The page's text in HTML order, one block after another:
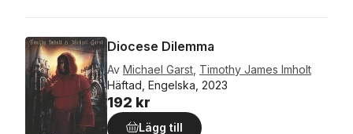
Diocese Dilemma
Av Michael Garst Timothy James Imholt
Häftad, Engelska, 2023
192 kr
Lägg till